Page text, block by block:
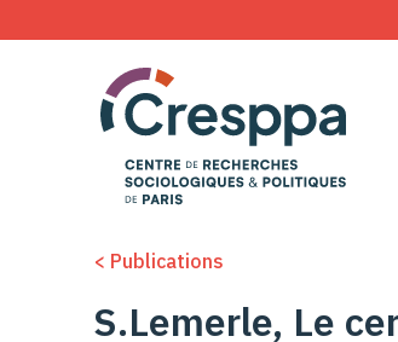
< Publications
S.Lemerle, Le